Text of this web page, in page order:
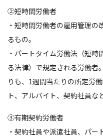
②短時間労働者
・短時間労働者の雇用管理
るもの。
・パートタイム労働法（短
る法律）で規定される労働者
りも、1週間当たりの所定労
ト、アルバイト、契約社員など
③有期契約労働者
・契約社員や派遣社員、パ